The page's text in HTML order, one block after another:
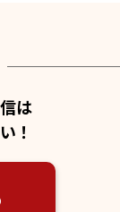
は
！